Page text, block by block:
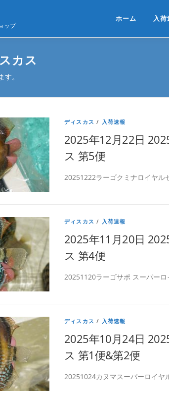
ップ
ホーム 入荷
カス
。
ディスカス / 入荷速報
2025年12月22日
ス 第5便
20251222ラーゴクミナロイヤル
ディスカス / 入荷速報
2025年11月20日
ス 第4便
20251120ラーゴサポ スーパー
ディスカス / 入荷速報
2025年10月24日
ス 第1便&第2便
20251024カヌマスーパーロイヤ